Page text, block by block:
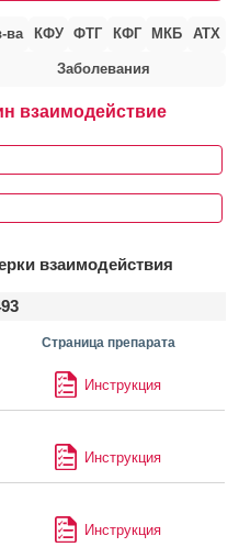
ва КФУ ФТГ КФГ МКБ АТХ
Заболевания
взаимодействие
взаимодействия
Страница препарата
Инструкция
Инструкция
Инструкция